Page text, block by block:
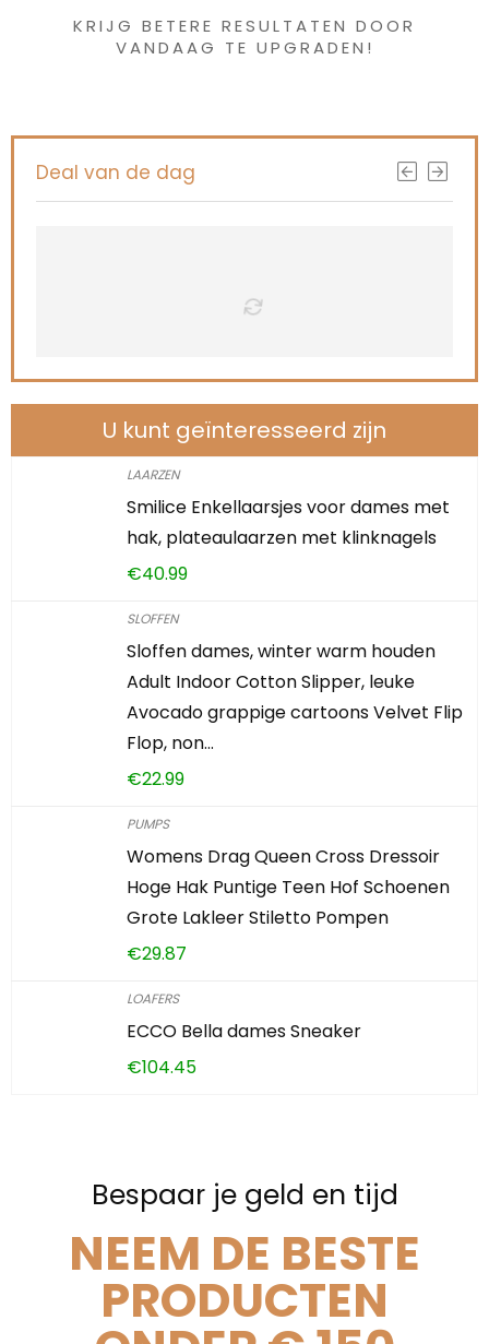
KRIJG BETERE RESULTATEN DOOR
VANDAAG TE UPGRADEN!
Deal van de dag
U kunt geïnteresseerd zijn
LAARZEN
Smilice Enkellaarsjes voor dames met
hak, plateaulaarzen met klinknagels
€40.99
SLOFFEN
Sloffen dames, winter warm houden
Adult Indoor Cotton Slipper, leuke
Avocado grappige cartoons Velvet Flip
Flop, non…
€22.99
PUMPS
Womens Drag Queen Cross Dressoir
Hoge Hak Puntige Teen Hof Schoenen
Grote Lakleer Stiletto Pompen
€29.87
LOAFERS
ECCO Bella dames Sneaker
€104.45
Bespaar je geld en tijd
NEEM DE BESTE
PRODUCTEN